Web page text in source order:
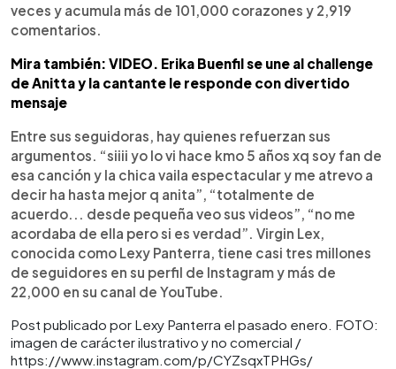
veces y acumula más de 101,000 corazones y 2,919
comentarios.
Mira también: VIDEO. Erika Buenfil se une al challenge
de Anitta y la cantante le responde con divertido
mensaje
Entre sus seguidoras, hay quienes refuerzan sus
argumentos. “siiii yo lo vi hace kmo 5 años xq soy fan de
esa canción y la chica vaila espectacular y me atrevo a
decir ha hasta mejor q anita”, “totalmente de
acuerdo... desde pequeña veo sus videos”, “no me
acordaba de ella pero si es verdad”. Virgin Lex,
conocida como Lexy Panterra, tiene casi tres millones
de seguidores en su perfil de Instagram y más de
22,000 en su canal de YouTube.
Post publicado por Lexy Panterra el pasado enero. FOTO:
imagen de carácter ilustrativo y no comercial /
https://www.instagram.com/p/CYZsqxTPHGs/